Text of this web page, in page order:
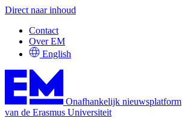
Direct naar inhoud
Contact
Over EM
English
Onafhankelijk nieuwsplatform
van de Erasmus Universiteit